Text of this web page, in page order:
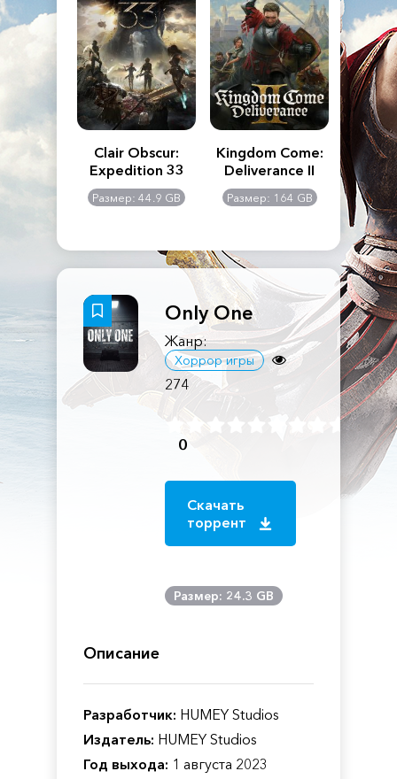
Creed
Clair Obscur:
Expedition 33
Размер: 44.9 GB
Kingdom Come:
Deliverance II
Размер: 164 GB
The
Only One
Жанр:
Хоррор игры
274
0
Скачать
торрент
Размер: 24.3 GB
Описание
Разработчик: HUMEY Studios
Издатель: HUMEY Studios
Год выхода: 1 августа 2023